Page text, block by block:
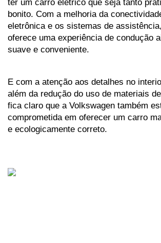
bonito. Com a melhoria da
eletrônica e os sistemas de
oferece uma experiência de condução
suave e conveniente.
E com a atenção aos detalhes no
além da redução do uso de materiais
fica claro que a Volkswagen também
comprometida em oferecer um carro
e ecologicamente correto.